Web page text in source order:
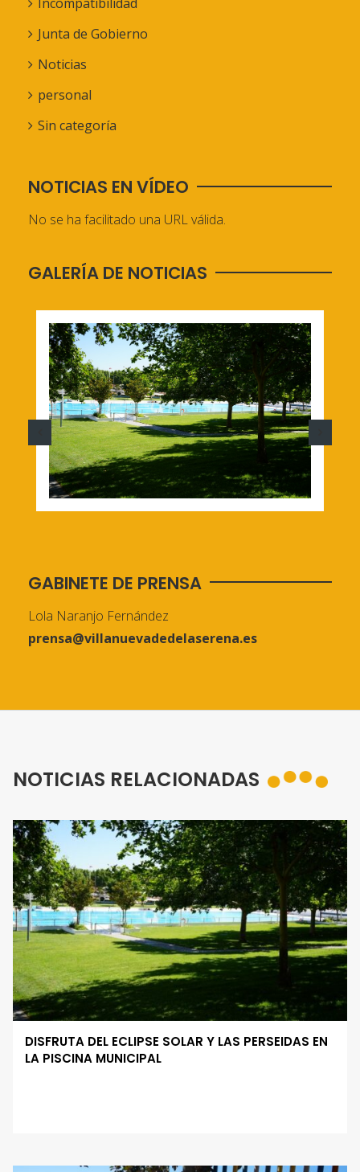
Incompatibilidad
Junta de Gobierno
Noticias
personal
Sin categoría
NOTICIAS EN VÍDEO
No se ha facilitado una URL válida.
GALERÍA DE NOTICIAS
GABINETE DE PRENSA
Lola Naranjo Fernández
prensa@villanuevadedelaserena.es
NOTICIAS RELACIONADAS
DISFRUTA DEL ECLIPSE SOLAR Y LAS PERSEIDAS EN
LA PISCINA MUNICIPAL